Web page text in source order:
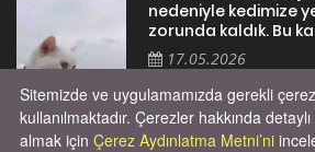
nedeniyle kedimize
zorunda kaldık. Bu
17.05.2026
Sitemizde ve uygulamamızda gerekli
kullanılmaktadır. Çerezler hakkında
almak için Çerez Aydınlatma Metni’ni